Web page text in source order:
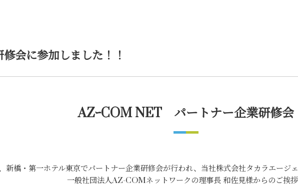
会に参加しました！！
AZｰCOM NET パートナー企業研修会
新橋・第一ホテル東京でパートナー企業研修会が行われ、当社株式会社タカラエージ
一般社団法人AZ-COMネットワークの理事長 和佐見様からのご挨